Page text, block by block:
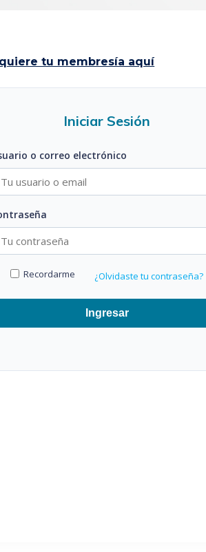
tu membresía aquí
Iniciar Sesión
o correo electrónico
Recordarme ¿Olvidaste tu contraseña?
Ingresar